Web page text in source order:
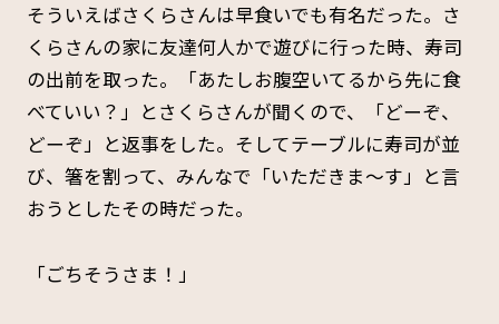
そういえばさくらさんは早食いでも有名だった。さ
くらさんの家に友達何人かで遊びに行った時、寿司
の出前を取った。「あたしお腹空いてるから先に食
べていい？」とさくらさんが聞くので、「どーぞ、
どーぞ」と返事をした。そしてテーブルに寿司が並
び、箸を割って、みんなで「いただきま～す」と言
おうとしたその時だった。
「ごちそうさま！」